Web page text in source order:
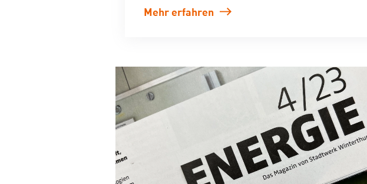
Mehr erfahren